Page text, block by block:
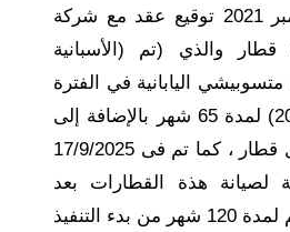
تم في نوفمبر 2021 توقيع عقد مع شركة (CAF
الأسبانية) لتجديد عدد (23) قطار والذي (تم
اليابانية في الفترة
من 1994 حتى 2004) لمدة 65 شهر بالإضافة إلى
24 شهر ضمان لكل قطار ، كما تم فى 17/9/2025
لصيانة هذة القطارات بعد
من بدء التنفيذ